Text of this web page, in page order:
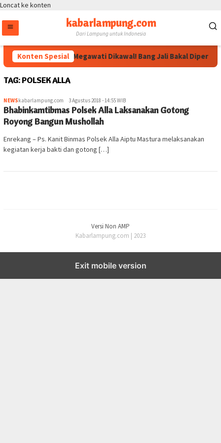
Loncat ke konten
kabarlampung.com
Dari Lampung untuk Indonesia
Konten SpesialArahan Megawati Dikawal! Bang Jali Bakal
TAG: POLSEK ALLA
NEWSkabarlampung.com 3 Agustus 2018 - 14:55 WIB
Bhabinkamtibmas Polsek Alla Laksanakan Gotong
Royong Bangun Mushollah
Enrekang – Ps. Kanit Binmas Polsek Alla Aiptu Mastura melaksanakan
kegiatan kerja bakti dan gotong […]
Versi Non AMP
Kabarlampung.com | 2023
Exit mobile version